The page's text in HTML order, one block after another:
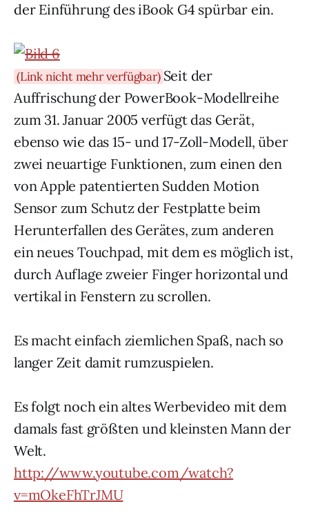
der Einführung des iBook G4 spürbar ein.
(Link nicht mehr verfügbar)Seit der
Auffrischung der PowerBook-Modellreihe
zum 31. Januar 2005 verfügt das Gerät,
ebenso wie das 15- und 17-Zoll-Modell, über
zwei neuartige Funktionen, zum einen den
von Apple patentierten Sudden Motion
Sensor zum Schutz der Festplatte beim
Herunterfallen des Gerätes, zum anderen
ein neues Touchpad, mit dem es möglich ist,
durch Auflage zweier Finger horizontal und
vertikal in Fenstern zu scrollen.
Es macht einfach ziemlichen Spaß, nach so
langer Zeit damit rumzuspielen.
Es folgt noch ein altes Werbevideo mit dem
damals fast größten und kleinsten Mann der
Welt.
http://www.youtube.com/watch?
v=mOkeFhTrJMU